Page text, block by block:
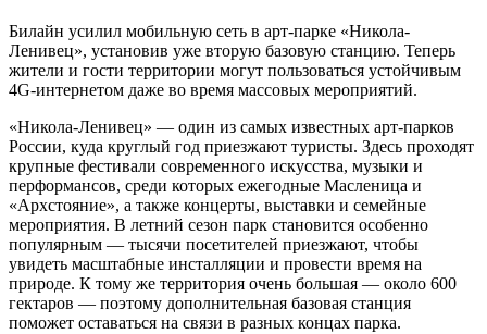
Билайн усилил мобильную сеть в арт-парке «Никола-
Ленивец», установив уже вторую базовую станцию. Теперь
жители и гости территории могут пользоваться устойчивым
4G-интернетом даже во время массовых мероприятий.
«Никола-Ленивец» — один из самых известных арт-парков
России, куда круглый год приезжают туристы. Здесь проходят
крупные фестивали современного искусства, музыки и
перформансов, среди которых ежегодные Масленица и
«Архстояние», а также концерты, выставки и семейные
мероприятия. В летний сезон парк становится особенно
популярным — тысячи посетителей приезжают, чтобы
увидеть масштабные инсталляции и провести время на
природе. К тому же территория очень большая — около 600
гектаров — поэтому дополнительная базовая станция
поможет оставаться на связи в разных концах парка.